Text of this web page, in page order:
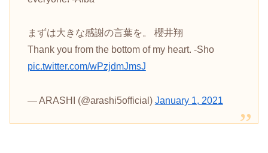
まずは大きな感謝の言葉を。 櫻井翔
Thank you from the bottom of my heart. -Sho
pic.twitter.com/wPzjdmJmsJ
— ARASHI (@arashi5official) January 1, 2021